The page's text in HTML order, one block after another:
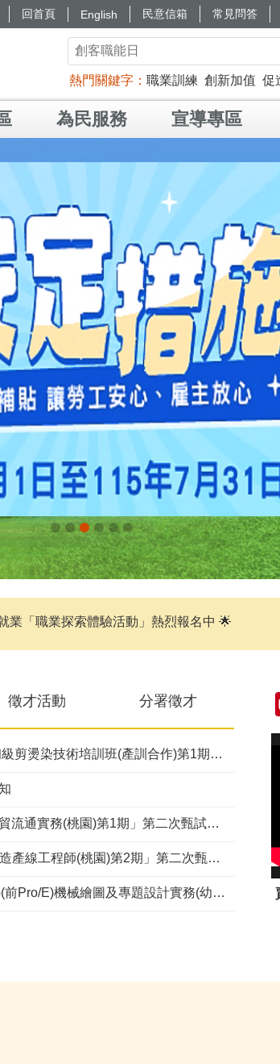
回首頁 English 民意信箱 常見問答
熱門關鍵字 職業訓練 創新加值 促
為民服務 宣導專區
業「職業探索體驗活動」熱烈報名中 🌟
徵才活動 分署徵才
技術培訓班(產訓合作)第1期」甄試錄取公告
實務(桃園)第1期」第二次甄試資訊公告
程師(桃園)第2期」第二次甄試錄取公告
務(幼獅)第2期」，因甄試人數未達最低開班人數，不予開班。